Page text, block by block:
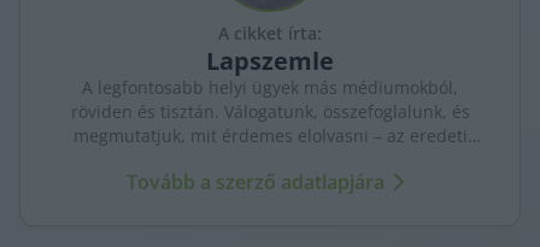
A cikket írta:
Lapszemle
A legfontosabb helyi ügyek más médiumokból,
röviden és tisztán. Válogatunk, összefoglalunk, és
megmutatjuk, mit érdemes elolvasni – az eredeti
Tovább a szerző adatlapjára